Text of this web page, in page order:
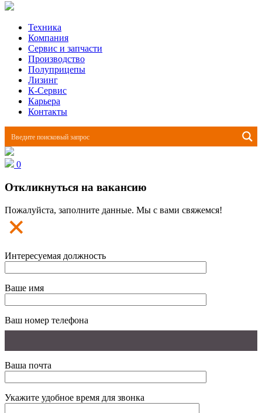
Техника
Компания
Сервис и запчасти
Производство
Полуприцепы
Лизинг
К-Сервис
Карьера
Контакты
0
Откликнуться на вакансию
Пожалуйста, заполните данные. Мы с вами свяжемся!
Интересуемая должность
Ваше имя
Ваш номер телефона
Ваша почта
Укажите удобное время для звонка